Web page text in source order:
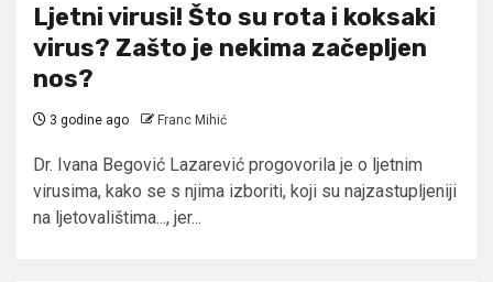
Ljetni virusi! Što su rota i koksaki
virus? Zašto je nekima začepljen
nos?
3 godine ago Franc Mihić
Dr. Ivana Begović Lazarević progovorila je o ljetnim
virusima, kako se s njima izboriti, koji su najzastupljeniji
na ljetovalištima..., jer...